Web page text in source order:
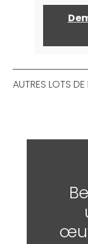
AUTRES LOTS DE